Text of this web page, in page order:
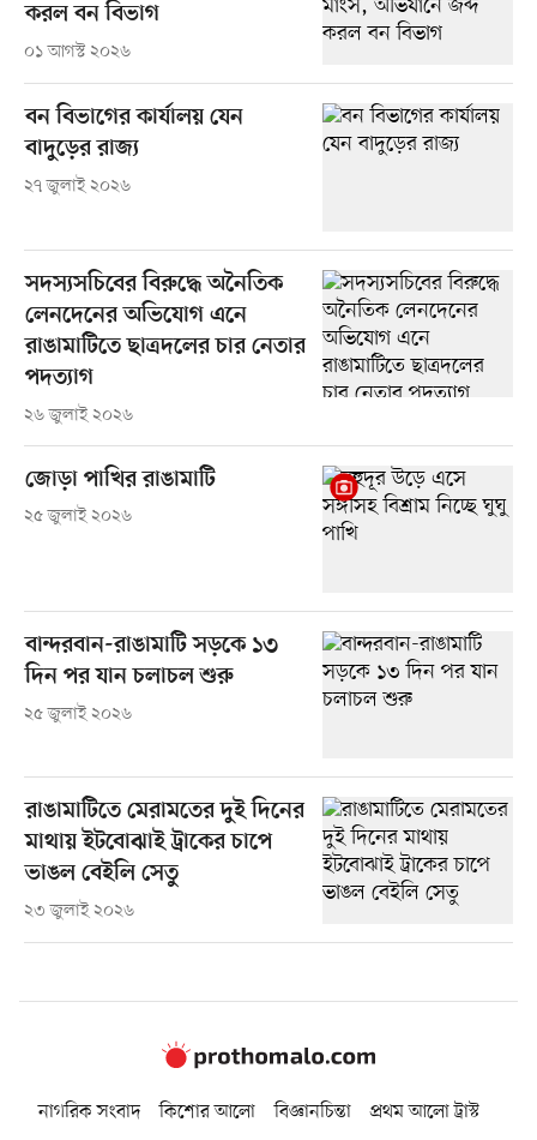
করল বন বিভাগ
০১ আগস্ট ২০২৬
বন বিভাগের কার্যালয় যেন
বাদুড়ের রাজ্য
২৭ জুলাই ২০২৬
সদস্যসচিবের বিরুদ্ধে অনৈতিক
লেনদেনের অভিযোগ এনে
রাঙামাটিতে ছাত্রদলের চার নেতার
পদত্যাগ
২৬ জুলাই ২০২৬
জোড়া পাখির রাঙামাটি
২৫ জুলাই ২০২৬
বান্দরবান-রাঙামাটি সড়কে ১৩
দিন পর যান চলাচল শুরু
২৫ জুলাই ২০২৬
রাঙামাটিতে মেরামতের দুই দিনের
মাথায় ইটবোঝাই ট্রাকের চাপে
ভাঙল বেইলি সেতু
২৩ জুলাই ২০২৬
নাগরিক সংবাদ কিশোর আলো বিজ্ঞানচিন্তা
প্রথম আলো ট্রাস্ট